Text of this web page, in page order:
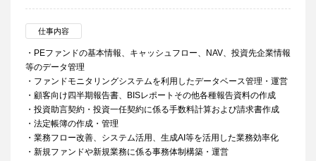
仕事内容
・PEファンドの基本情報、キャッシュフロー、NAV、投資先企業情報
等のデータ管理
・ファンドモニタリングシステムを利用したデータベース管理・運営
・顧客向け四半期報告書、BISレポートその他各種報告資料の作成
・投資助言契約・投資一任契約に係る手数料計算および請求書作成
・法定帳簿の作成・管理
・業務フロー改善、システム活用、生成AI等を活用した業務効率化
・新規ファンドや新規業務に係る事務体制構築・運営